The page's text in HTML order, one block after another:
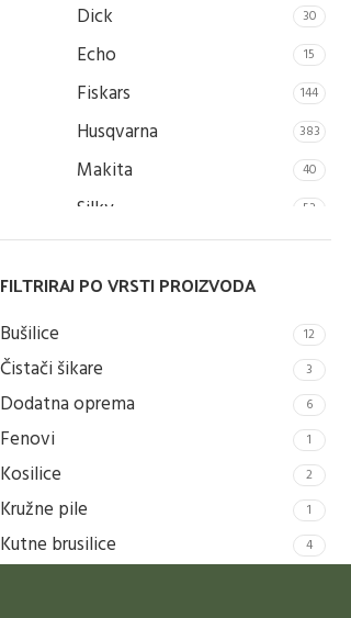
Dick 30
Echo 15
Fiskars 144
Husqvarna 383
Makita 40
Silky 53
Stiga 4
FILTRIRAJ PO VRSTI PROIZVODA
Bušilice 12
Čistači šikare 3
Dodatna oprema 6
Fenovi 1
Kosilice 2
Kružne pile 1
Kutne brusilice 4